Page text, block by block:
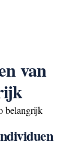
van
belangrijk